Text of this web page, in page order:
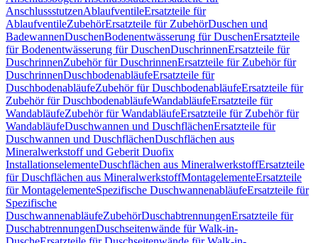
AnschlussstutzenAblaufventileErsatzteile für
AblaufventileZubehörErsatzteile für ZubehörDuschen und
BadewannenDuschenBodenentwässerung für DuschenErsatzteile
für Bodenentwässerung für DuschenDuschrinnenErsatzteile für
DuschrinnenZubehör für DuschrinnenErsatzteile für Zubehör für
DuschrinnenDuschbodenabläufeErsatzteile für
DuschbodenabläufeZubehör für DuschbodenabläufeErsatzteile für
Zubehör für DuschbodenabläufeWandabläufeErsatzteile für
WandabläufeZubehör für WandabläufeErsatzteile für Zubehör für
WandabläufeDuschwannen und DuschflächenErsatzteile für
Duschwannen und DuschflächenDuschflächen aus
Mineralwerkstoff und Geberit Duofix
InstallationselementeDuschflächen aus MineralwerkstoffErsatzteile
für Duschflächen aus MineralwerkstoffMontagelementeErsatzteile
für MontagelementeSpezifische DuschwannenabläufeErsatzteile für
Spezifische
DuschwannenabläufeZubehörDuschabtrennungenErsatzteile für
DuschabtrennungenDuschseitenwände für Walk-in-